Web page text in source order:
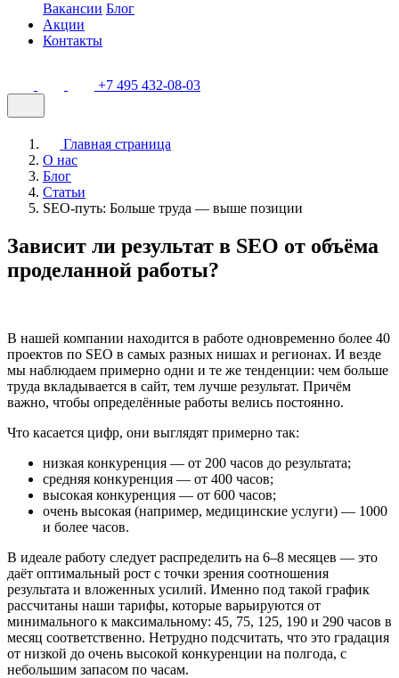
Вакансии Блог
Акции
Контакты
+7 495 432-08-03
Главная страница
О нас
Блог
Статьи
SEO-путь: Больше труда — выше позиции
Зависит ли результат в SEO от объёма
проделанной работы?
В нашей компании находится в работе одновременно более 40
проектов по SEO в самых разных нишах и регионах. И везде
мы наблюдаем примерно одни и те же тенденции: чем больше
труда вкладывается в сайт, тем лучше результат. Причём
важно, чтобы определённые работы велись постоянно.
Что касается цифр, они выглядят примерно так:
низкая конкуренция — от 200 часов до результата;
средняя конкуренция — от 400 часов;
высокая конкуренция — от 600 часов;
очень высокая (например, медицинские услуги) — 1000
и более часов.
В идеале работу следует распределить на 6–8 месяцев — это
даёт оптимальный рост с точки зрения соотношения
результата и вложенных усилий. Именно под такой график
рассчитаны наши тарифы, которые варьируются от
минимального к максимальному: 45, 75, 125, 190 и 290 часов в
месяц соответственно. Нетрудно подсчитать, что это градация
от низкой до очень высокой конкуренции на полгода, с
небольшим запасом по часам.